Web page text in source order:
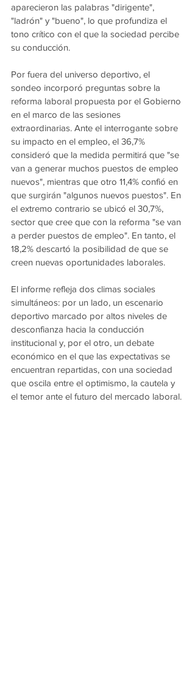
aparecieron las palabras "dirigente",
"ladrón" y "bueno", lo que profundiza el
tono crítico con el que la sociedad percibe
su conducción.
Por fuera del universo deportivo, el
sondeo incorporó preguntas sobre la
reforma laboral propuesta por el Gobierno
en el marco de las sesiones
extraordinarias. Ante el interrogante sobre
su impacto en el empleo, el 36,7%
consideró que la medida permitirá que "se
van a generar muchos puestos de empleo
nuevos", mientras que otro 11,4% confió en
que surgirán "algunos nuevos puestos". En
el extremo contrario se ubicó el 30,7%,
sector que cree que con la reforma "se van
a perder puestos de empleo". En tanto, el
18,2% descartó la posibilidad de que se
creen nuevas oportunidades laborales.
El informe refleja dos climas sociales
simultáneos: por un lado, un escenario
deportivo marcado por altos niveles de
desconfianza hacia la conducción
institucional y, por el otro, un debate
económico en el que las expectativas se
encuentran repartidas, con una sociedad
que oscila entre el optimismo, la cautela y
el temor ante el futuro del mercado laboral.